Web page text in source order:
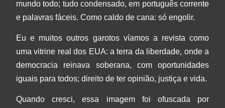
mundo todo; tudo condensado, em português corrente
e palavras fáceis. Como caldo de cana: só engolir.
Eu e muitos outros garotos víamos a revista como
uma vitrine real dos EUA: a terra da liberdade, onde a
democracia reinava soberana, com oportunidades
iguais para todos; direito de ter opinião, justiça e vida.
Quando cresci, essa imagem foi ofuscada por